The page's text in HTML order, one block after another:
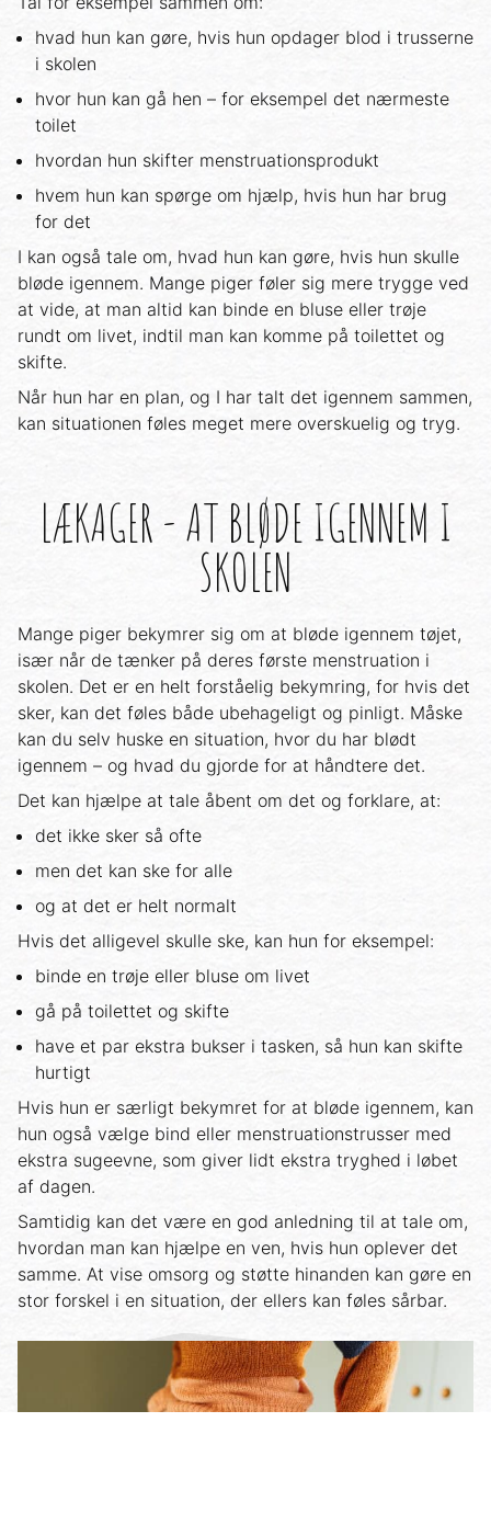
hvad hun kan gøre, hvis hun opdager blod i trusserne
i skolen
hvor hun kan gå hen – for eksempel det nærmeste
toilet
hvordan hun skifter menstruationsprodukt
hvem hun kan spørge om hjælp, hvis hun har brug
for det
I kan også tale om, hvad hun kan gøre, hvis hun skulle
bløde igennem. Mange piger føler sig mere trygge ved
at vide, at man altid kan binde en bluse eller trøje
rundt om livet, indtil man kan komme på toilettet og
skifte.
Når hun har en plan, og I har talt det igennem sammen,
kan situationen føles meget mere overskuelig og tryg.
LÆKAGER - AT BLØDE IGENNEM I
SKOLEN
Mange piger bekymrer sig om at bløde igennem tøjet,
især når de tænker på deres første menstruation i
skolen. Det er en helt forståelig bekymring, for hvis det
sker, kan det føles både ubehageligt og pinligt. Måske
kan du selv huske en situation, hvor du har blødt
igennem – og hvad du gjorde for at håndtere det.
Det kan hjælpe at tale åbent om det og forklare, at:
det ikke sker så ofte
men det kan ske for alle
og at det er helt normalt
Hvis det alligevel skulle ske, kan hun for eksempel:
binde en trøje eller bluse om livet
gå på toilettet og skifte
have et par ekstra bukser i tasken, så hun kan skifte
hurtigt
Hvis hun er særligt bekymret for at bløde igennem, kan
hun også vælge bind eller menstruationstrusser med
ekstra sugeevne, som giver lidt ekstra tryghed i løbet
af dagen.
Samtidig kan det være en god anledning til at tale om,
hvordan man kan hjælpe en ven, hvis hun oplever det
samme. At vise omsorg og støtte hinanden kan gøre en
stor forskel i en situation, der ellers kan føles sårbar.